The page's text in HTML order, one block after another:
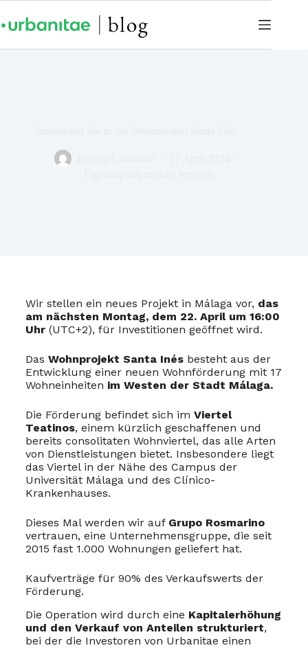
Wir stellen ein neues Projekt in Málaga vor, das
am nächsten Montag, dem 22. April um 16:00
Uhr(UTC+2), für Investitionen geöffnet wird.
Das Wohnprojekt Santa Inésbesteht aus der
Entwicklung einer neuen Wohnförderung mit 17
Wohneinheiten im Westen der Stadt Málaga.
Die Förderung befindet sich im Viertel
Teatinos, einem kürzlich geschaffenen und
bereits consolitaten Wohnviertel, das alle Arten
von Dienstleistungen bietet. Insbesondere liegt
das Viertel in der Nähe des Campus der
Universität Málaga und des Clínico-
Krankenhauses.
Dieses Mal werden wir auf Grupo Rosmarino
vertrauen, eine Unternehmensgruppe, die seit
2015 fast 1.000 Wohnungen geliefert hat.
Kaufverträge für 90% des Verkaufswerts der
Förderung.
Die Operation wird durch eine Kapitalerhöhung
und den Verkauf von Anteilen strukturiert,
bei der die Investoren von Urbanitae einen